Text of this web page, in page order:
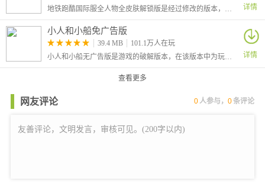
地铁跑酷国际服全人物全皮肤解锁版是经过修改的版本，大家在游戏中可以自由的选择角色，还解锁全部的皮肤，让你可以对角色进行自由的装扮，从而有着更加个性化的效果。
详情
小人和小船免广告版
39.4 MB
101.1万人在玩
小人和小船无广告版是游戏的破解版本，在该版本中为玩家去除了广告，玩家可以不看广告直接获得奖励。这是一款休闲模拟游戏，在游戏中玩家将化身为航海家，你需要做的就是不断的召唤钓鱼。
详情
查看更多
网友评论 0 人参与，0条评论